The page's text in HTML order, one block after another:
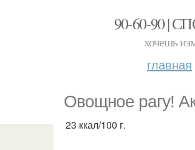
90-60-90 |
хочешь
главная
Овощное рагу!
23 ккал/100 г.